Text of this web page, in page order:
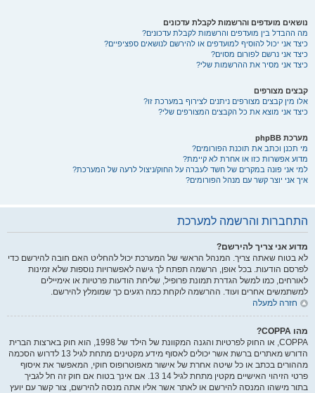
נושאים מועדפים והרשמות לקבלת עדכונים
מה ההבדל בין מועדפים והרשמות לקבלת עדכונים?
כיצד אני יכול להוסיף למועדפים או להירשם לנושאים ספציפיים?
כיצד אני נרשם לפורום מסוים?
כיצד אני מסיר את ההרשמות שלי?
קבצים מצורפים
אלו מין קבצים מצורפים ניתנים לצירוף במערכת זו?
כיצד אני מוצא את כל הקבצים המצורפים שלי?
מערכת phpBB
מי תכנן וכתב את תוכנת הפורומים?
מדוע אפשרות כזו או אחרת לא קיימת?
למי אני פונה במקרים של חשד לעברה על החוק/ניצול לרעה של המערכת?
איך אני יוצר קשר עם מנהל הפורומים?
התחברות והרשמה למערכת
מדוע אני צריך להירשם?
לא בטוח שאתה צריך. המנהל הראשי של המערכת יכול להחליט האם חובה להירשם כדי
לפרסם הודעות. בכל אופן, הרשמה תפתח לך גישה לאפשרויות נוספות שלא זמינות
לאורחים, כמו למשל הגדרת תמונת פרופיל, שליחת הודעות פרטיות או אימיילים
למשתמשים אחרים ועוד. ההרשמה לוקחת כמה רגעים כך שמומלץ להירשם.
חזרה למעלה
מהו COPPA?
COPPA, או החוק לפרטיות והגנה המקוונת של הילד של 1998, הוא חוק בארצות הברית
הדורש מאתרים ברשת אשר יכולים לאסוף מידע מקטינים מתחת לגיל 13 לדרוש הסכמה
מההורים בכתב או כל שיטה אחרת של אישור מאפוטרופוס חוקי, המאפשר את איסוף
פרטי הזיהוי האישיים מקטין מתחת לגיל 14 13. אם אינך בטוח אם חוק זה חל לגביך
בתור מישהו המנסה להירשם או לאתר אשר אליו אתה מנסה להירשם, צור קשר עם יועץ